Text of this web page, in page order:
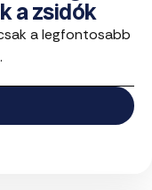
a zsidók
a legfontosabb